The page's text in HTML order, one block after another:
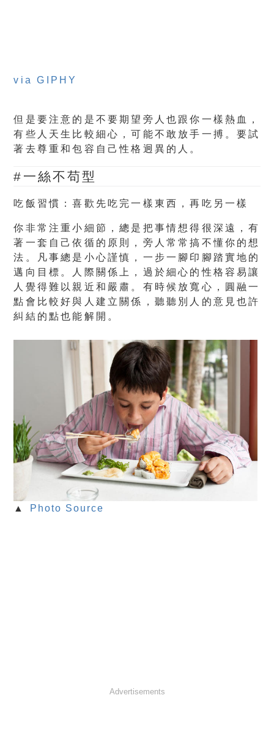
via GIPHY
但是要注意的是不要期望旁人也跟你一樣熱血，
有些人天生比較細心，可能不敢放手一搏。要試
著去尊重和包容自己性格迥異的人。
#一絲不苟型
吃飯習慣：喜歡先吃完一樣東西，再吃另一樣
你非常注重小細節，總是把事情想得很深遠，有
著一套自己依循的原則，旁人常常搞不懂你的想
法。凡事總是小心謹慎，一步一腳印腳踏實地的
邁向目標。人際關係上，過於細心的性格容易讓
人覺得難以親近和嚴肅。有時候放寬心，圓融一
點會比較好與人建立關係，聽聽別人的意見也許
糾結的點也能解開。
▲ Photo Source
Advertisements